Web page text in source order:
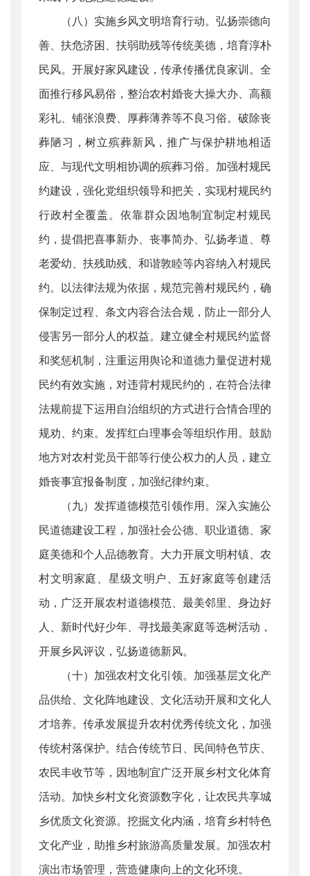
（八）实施乡风文明培育行动。弘扬崇德向
善、扶危济困、扶弱助残等传统美德，培育淳朴
民风。开展好家风建设，传承传播优良家训。全
面推行移风易俗，整治农村婚丧大操大办、高额
彩礼、铺张浪费、厚葬薄养等不良习俗。破除丧
葬陋习，树立殡葬新风，推广与保护耕地相适
应、与现代文明相协调的殡葬习俗。加强村规民
约建设，强化党组织领导和把关，实现村规民约
行政村全覆盖。依靠群众因地制宜制定村规民
约，提倡把喜事新办、丧事简办、弘扬孝道、尊
老爱幼、扶残助残、和谐敦睦等内容纳入村规民
约。以法律法规为依据，规范完善村规民约，确
保制定过程、条文内容合法合规，防止一部分人
侵害另一部分人的权益。建立健全村规民约监督
和奖惩机制，注重运用舆论和道德力量促进村规
民约有效实施，对违背村规民约的，在符合法律
法规前提下运用自治组织的方式进行合情合理的
规劝、约束。发挥红白理事会等组织作用。鼓励
地方对农村党员干部等行使公权力的人员，建立
婚丧事宜报备制度，加强纪律约束。
（九）发挥道德模范引领作用。深入实施公
民道德建设工程，加强社会公德、职业道德、家
庭美德和个人品德教育。大力开展文明村镇、农
村文明家庭、星级文明户、五好家庭等创建活
动，广泛开展农村道德模范、最美邻里、身边好
人、新时代好少年、寻找最美家庭等选树活动，
开展乡风评议，弘扬道德新风。
（十）加强农村文化引领。加强基层文化产
品供给、文化阵地建设、文化活动开展和文化人
才培养。传承发展提升农村优秀传统文化，加强
传统村落保护。结合传统节日、民间特色节庆、
农民丰收节等，因地制宜广泛开展乡村文化体育
活动。加快乡村文化资源数字化，让农民共享城
乡优质文化资源。挖掘文化内涵，培育乡村特色
文化产业，助推乡村旅游高质量发展。加强农村
演出市场管理，营造健康向上的文化环境。